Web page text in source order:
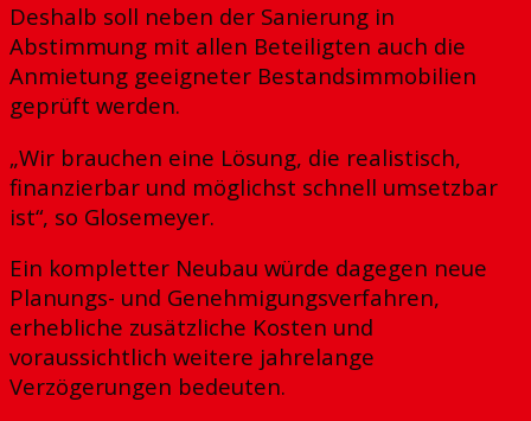
Deshalb soll neben der Sanierung in
Abstimmung mit allen Beteiligten auch die
Anmietung geeigneter Bestandsimmobilien
geprüft werden.
„Wir brauchen eine Lösung, die realistisch,
finanzierbar und möglichst schnell umsetzbar
ist“, so Glosemeyer.
Ein kompletter Neubau würde dagegen neue
Planungs- und Genehmigungsverfahren,
erhebliche zusätzliche Kosten und
voraussichtlich weitere jahrelange
Verzögerungen bedeuten.